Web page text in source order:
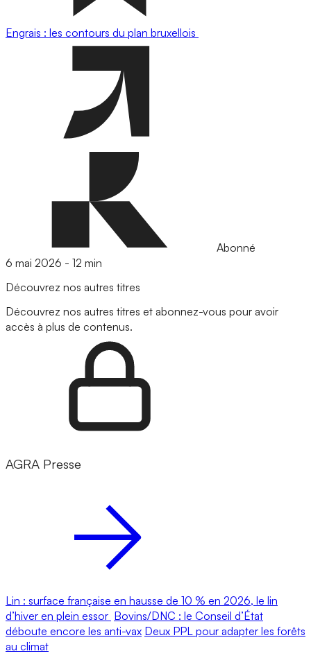
Engrais : les contours du plan bruxellois
Abonné
6 mai 2026 - 12 min
Découvrez nos autres titres
Découvrez nos autres titres et abonnez-vous pour avoir
accès à plus de contenus.
AGRA Presse
Lin : surface française en hausse de 10 % en 2026, le lin
d’hiver en plein essor Bovins/DNC : le Conseil d’État
déboute encore les anti-vax Deux PPL pour adapter les forêts
au climat